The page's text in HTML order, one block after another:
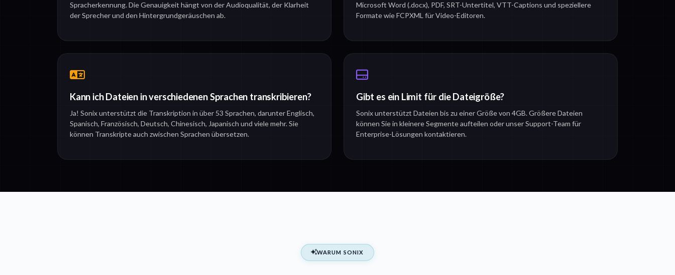
Spracherkennung. Die Genauigkeit hängt von der Audioqualität, der Klarheit
der Sprecher und den Hintergrundgeräuschen ab.
Microsoft Word (.docx), PDF, SRT-Untertitel, VTT-Captions und speziellere
Formate wie FCPXML für Video-Editoren.
Kann ich Dateien in verschiedenen Sprachen transkribieren?
Ja! Sonix unterstützt die Transkription in über 53 Sprachen, darunter Englisch,
Spanisch, Französisch, Deutsch, Chinesisch, Japanisch und viele mehr. Sie
können Transkripte auch zwischen Sprachen übersetzen.
Gibt es ein Limit für die Dateigröße?
Sonix unterstützt Dateien bis zu einer Größe von 4GB. Größere Dateien
können Sie in kleinere Segmente aufteilen oder unser Support-Team für
Enterprise-Lösungen kontaktieren.
WARUM SONIX